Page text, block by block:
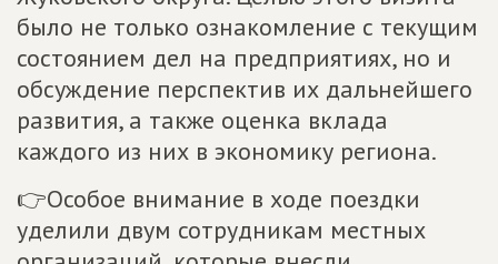
было не только ознакомление с текущим
состоянием дел на предприятиях, но и
обсуждение перспектив их дальнейшего
развития, а также оценка вклада
каждого из них в экономику региона.
👉Особое внимание в ходе поездки
уделили двум сотрудникам местных